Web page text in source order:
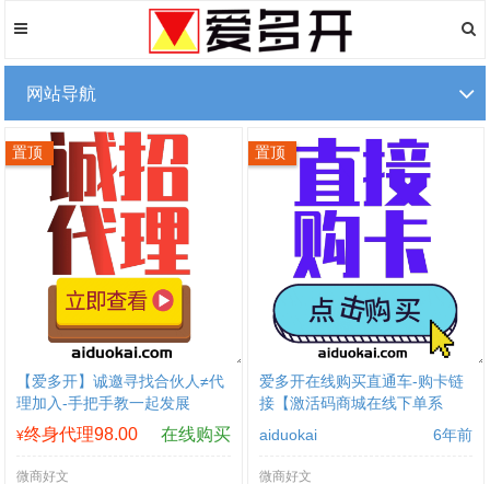
网站导航
置顶
【爱多开】诚邀寻找合伙人≠代
理加入-手把手教一起发展
¥终身代理98.00 在线购买
微商好文
置顶
爱多开在线购买直通车-购卡链
接【激活码商城在线下单系
统】
aiduokai 6年前
微商好文